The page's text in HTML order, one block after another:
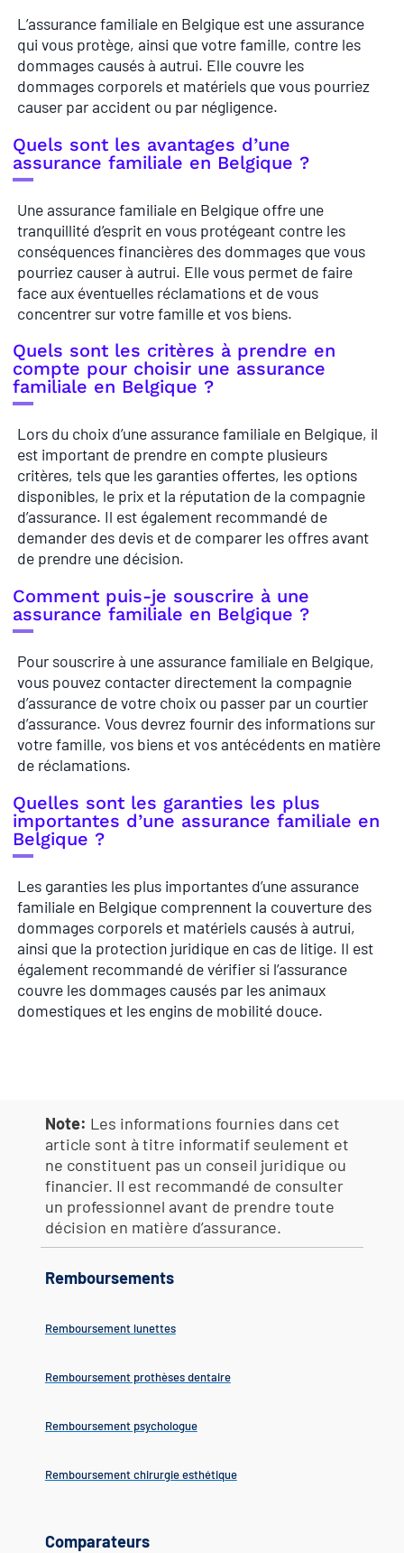
L’assurance familiale en Belgique est une assurance
qui vous protège, ainsi que votre famille, contre les
dommages causés à autrui. Elle couvre les
dommages corporels et matériels que vous pourriez
causer par accident ou par négligence.
Quels sont les avantages d’une
assurance familiale en Belgique ?
Une assurance familiale en Belgique offre une
tranquillité d’esprit en vous protégeant contre les
conséquences financières des dommages que vous
pourriez causer à autrui. Elle vous permet de faire
face aux éventuelles réclamations et de vous
concentrer sur votre famille et vos biens.
Quels sont les critères à prendre en
compte pour choisir une assurance
familiale en Belgique ?
Lors du choix d’une assurance familiale en Belgique, il
est important de prendre en compte plusieurs
critères, tels que les garanties offertes, les options
disponibles, le prix et la réputation de la compagnie
d’assurance. Il est également recommandé de
demander des devis et de comparer les offres avant
de prendre une décision.
Comment puis-je souscrire à une
assurance familiale en Belgique ?
Pour souscrire à une assurance familiale en Belgique,
vous pouvez contacter directement la compagnie
d’assurance de votre choix ou passer par un courtier
d’assurance. Vous devrez fournir des informations sur
votre famille, vos biens et vos antécédents en matière
de réclamations.
Quelles sont les garanties les plus
importantes d’une assurance familiale en
Belgique ?
Les garanties les plus importantes d’une assurance
familiale en Belgique comprennent la couverture des
dommages corporels et matériels causés à autrui,
ainsi que la protection juridique en cas de litige. Il est
également recommandé de vérifier si l’assurance
couvre les dommages causés par les animaux
domestiques et les engins de mobilité douce.
Note: Les informations fournies dans cet
article sont à titre informatif seulement et
ne constituent pas un conseil juridique ou
financier. Il est recommandé de consulter
un professionnel avant de prendre toute
décision en matière d’assurance.
Remboursements
Remboursement lunettes
Remboursement prothèses dentaire
Remboursement psychologue
Remboursement chirurgie esthétique
Comparateurs